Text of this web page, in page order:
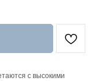
с высокими